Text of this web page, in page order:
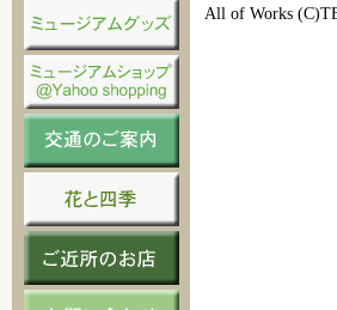
All of Works